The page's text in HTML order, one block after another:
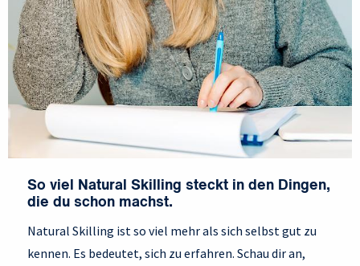
So viel Natural Skilling steckt in den Dingen,
die du schon machst.
Natural Skilling ist so viel mehr als sich selbst gut zu
kennen. Es bedeutet, sich zu erfahren. Schau dir an,